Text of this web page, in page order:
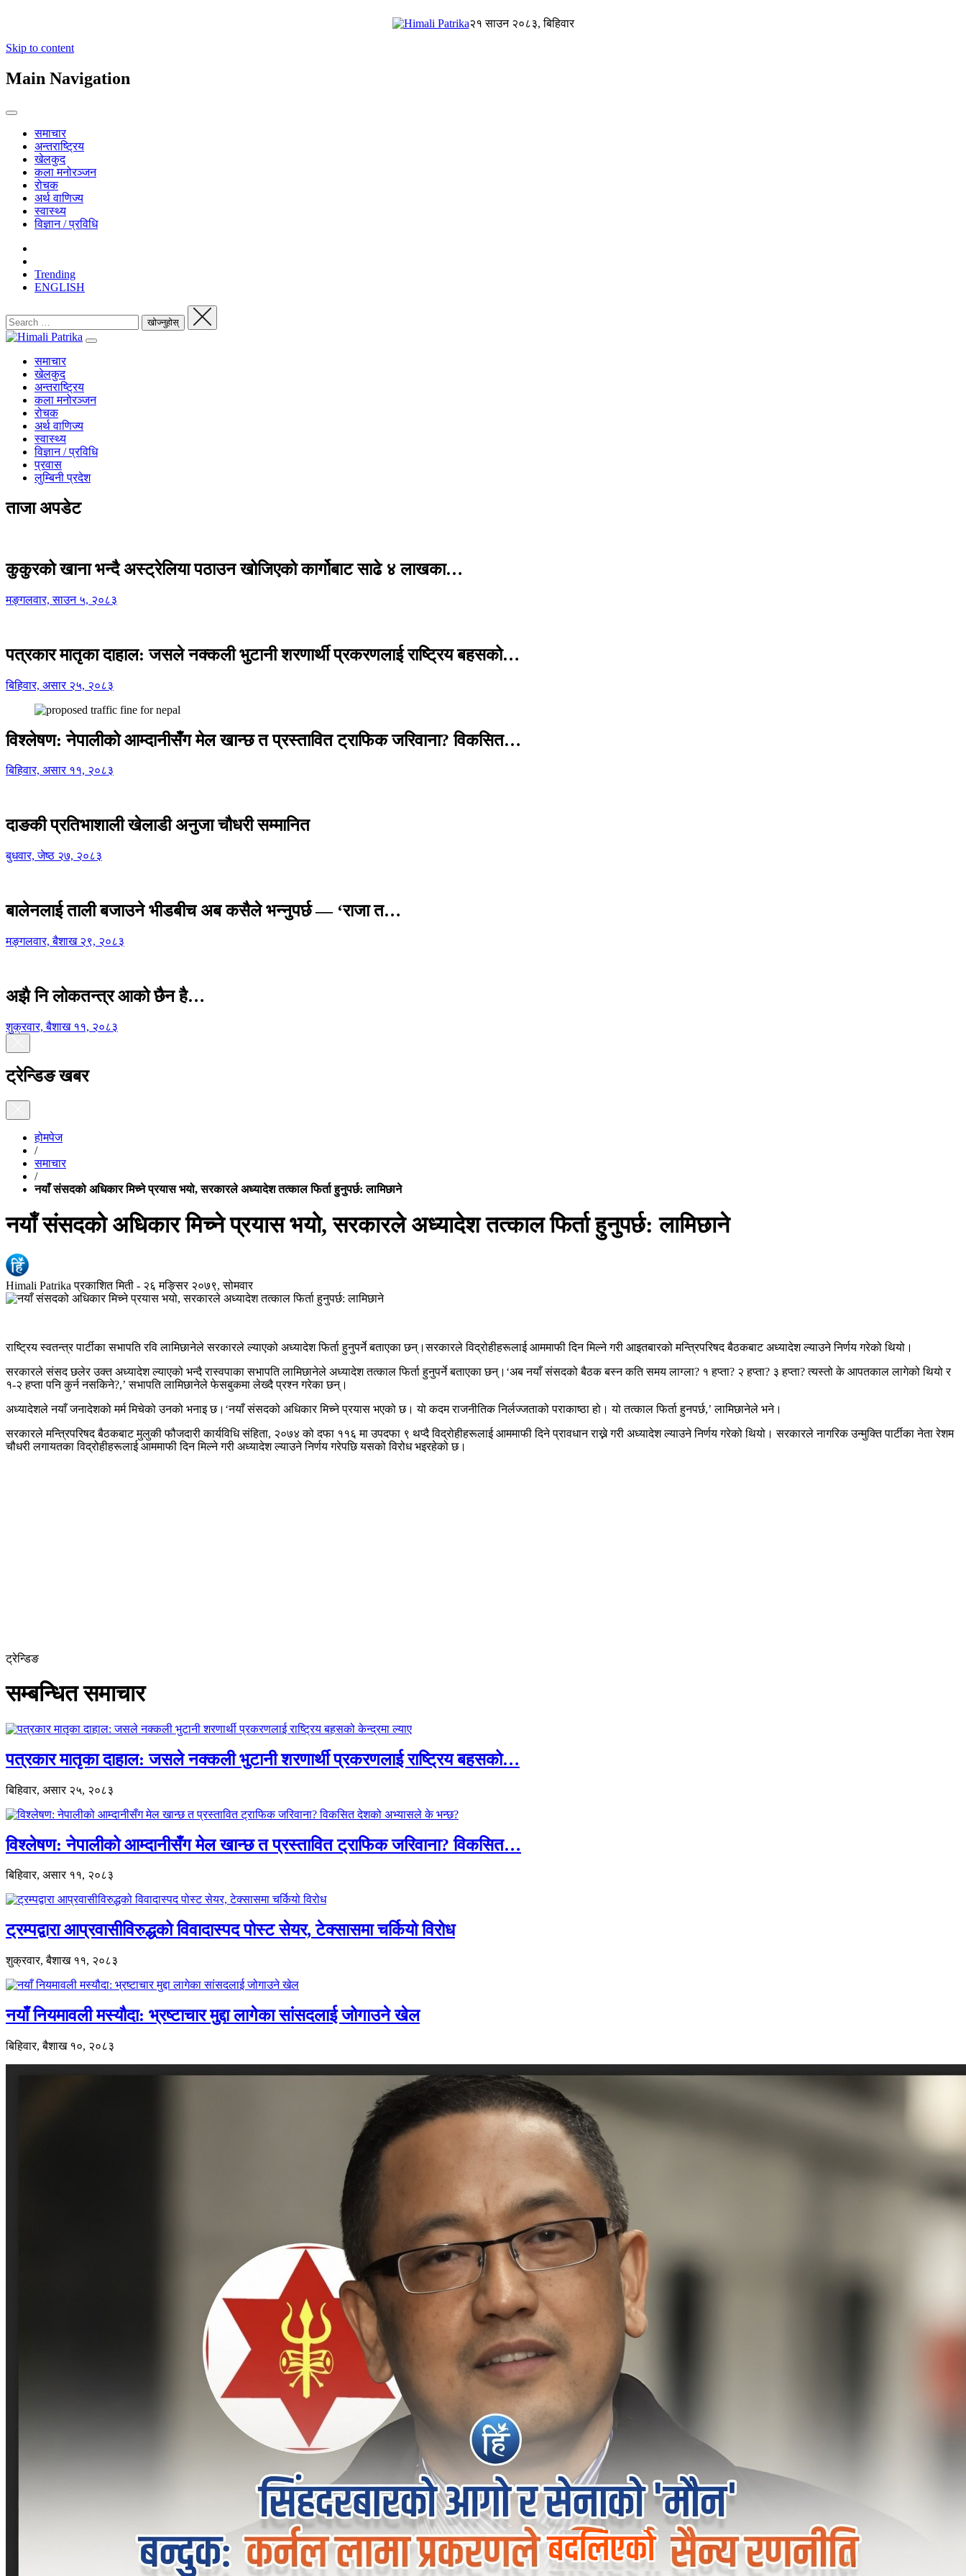
२१ साउन २०८३, बिहिवार
Skip to content
Main Navigation
समाचार
अन्तराष्ट्रिय
खेलकुद
कला मनोरञ्जन
रोचक
अर्थ वाणिज्य
स्वास्थ्य
विज्ञान / प्रविधि
Trending
ENGLISH
समाचार
खेलकुद
अन्तराष्ट्रिय
कला मनोरञ्जन
रोचक
अर्थ वाणिज्य
स्वास्थ्य
विज्ञान / प्रविधि
प्रवास
लुम्बिनी प्रदेश
ताजा अपडेट
कुकुरको खाना भन्दै अस्ट्रेलिया पठाउन खोजिएको कार्गोबाट साढे ४ लाखका…
मङ्गलवार, साउन ५, २०८३
पत्रकार मातृका दाहाल: जसले नक्कली भुटानी शरणार्थी प्रकरणलाई राष्ट्रिय बहसको…
बिहिवार, असार २५, २०८३
विश्लेषण: नेपालीको आम्दानीसँग मेल खान्छ त प्रस्तावित ट्राफिक जरिवाना? विकसित…
बिहिवार, असार ११, २०८३
दाङकी प्रतिभाशाली खेलाडी अनुजा चौधरी सम्मानित
बुधवार, जेष्ठ २७, २०८३
बालेनलाई ताली बजाउने भीडबीच अब कसैले भन्नुपर्छ — ‘राजा त…
मङ्गलवार, बैशाख २९, २०८३
अझै नि लोकतन्त्र आको छैन है…
शुक्रवार, बैशाख ११, २०८३
ट्रेन्डिङ खबर
होमपेज
/
समाचार
/
नयाँ संसदको अधिकार मिच्ने प्रयास भयो, सरकारले अध्यादेश तत्काल फिर्ता हुनुपर्छ: लामिछाने
नयाँ संसदको अधिकार मिच्ने प्रयास भयो, सरकारले अध्यादेश तत्काल फिर्ता हुनुपर्छ: लामिछाने
Himali Patrika प्रकाशित मिती - २६ मङ्सिर २०७९, सोमवार
राष्ट्रिय स्वतन्त्र पार्टीका सभापति रवि लामिछानेले सरकारले ल्याएको अध्यादेश फिर्ता हुनुपर्ने बताएका छन्।सरकारले विद्रोहीहरूलाई आममाफी दिन मिल्ने गरी आइतबारको मन्त्रिपरिषद बैठकबाट अध्यादेश ल्याउने निर्णय गरेको थियो।
सरकारले संसद छलेर उक्त अध्यादेश ल्याएको भन्दै रास्वपाका सभापति लामिछानेले अध्यादेश तत्काल फिर्ता हुनुपर्ने बताएका छन्।‘अब नयाँ संसदको बैठक बस्न कति समय लाग्ला? १ हप्ता? २ हप्ता? ३ हप्ता? त्यस्तो के आपतकाल लागेको थियो र
१-२ हप्ता पनि कुर्न नसकिने?,’ सभापति लामिछानेले फेसबुकमा लेख्दै प्रश्न गरेका छन्।
अध्यादेशले नयाँ जनादेशको मर्म मिचेको उनको भनाइ छ।‘नयाँ संसदको अधिकार मिच्ने प्रयास भएको छ। यो कदम राजनीतिक निर्लज्जताको पराकाष्ठा हो। यो तत्काल फिर्ता हुनपर्छ,’ लामिछानेले भने।
सरकारले मन्त्रिपरिषद बैठकबाट मुलुकी फौजदारी कार्यविधि संहिता, २०७४ को दफा ११६ मा उपदफा ९ थप्दै विद्रोहीहरूलाई आममाफी दिने प्रावधान राख्ने गरी अध्यादेश ल्याउने निर्णय गरेको थियो। सरकारले नागरिक उन्मुक्ति पार्टीका नेता रेशम
चौधरी लगायतका विद्रोहीहरूलाई आममाफी दिन मिल्ने गरी अध्यादेश ल्याउने निर्णय गरेपछि यसको विरोध भइरहेको छ।
ट्रेन्डिङ
सम्बन्धित समाचार
पत्रकार मातृका दाहाल: जसले नक्कली भुटानी शरणार्थी प्रकरणलाई राष्ट्रिय बहसको…
बिहिवार, असार २५, २०८३
विश्लेषण: नेपालीको आम्दानीसँग मेल खान्छ त प्रस्तावित ट्राफिक जरिवाना? विकसित…
बिहिवार, असार ११, २०८३
ट्रम्पद्वारा आप्रवासीविरुद्धको विवादास्पद पोस्ट सेयर, टेक्सासमा चर्कियो विरोध
शुक्रवार, बैशाख ११, २०८३
नयाँ नियमावली मस्यौदा: भ्रष्टाचार मुद्दा लागेका सांसदलाई जोगाउने खेल
बिहिवार, बैशाख १०, २०८३